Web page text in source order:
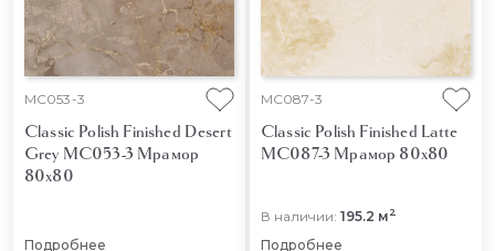
MC053-3
Classic Polish Finished Desert
Grey MC053-3 Мрамор
80x80
Подробнее
MC087-3
Classic Polish Finished Latte
MC087-3 Мрамор 80x80
В наличии: 195.2 м2
Подробнее